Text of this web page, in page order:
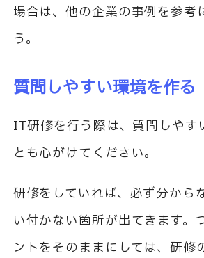
場合は、他の企業の事例を参考
う。
質問しやすい環境を作る
IT研修を行う際は、質問しやす
とも心がけてください。
研修をしていれば、必ず分から
い付かない箇所が出てきます。
ントをそのままにしては、研修